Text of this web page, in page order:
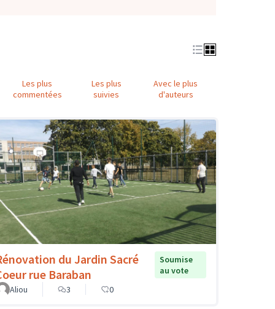
Les plus
commentées
Les plus
suivies
Avec le plus
d'auteurs
du Jardin Sacré
rue Baraban
Soumise
au vote
Aliou
3 0